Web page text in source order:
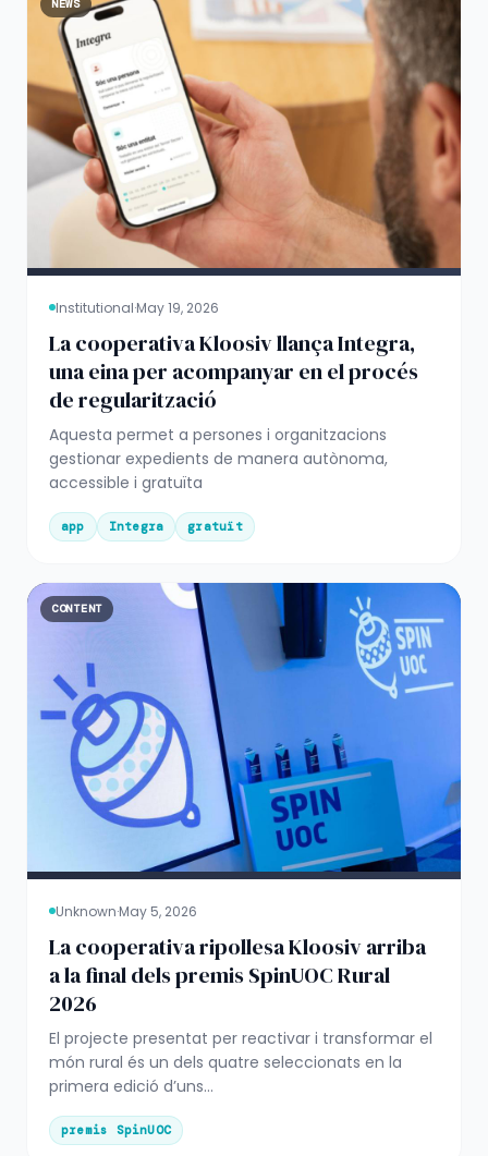
NEWS
Institutional·May 19, 2026
La cooperativa Kloosiv llança Integra,
una eina per acompanyar en el procés
de regularització
Aquesta permet a persones i organitzacions
gestionar expedients de manera autònoma,
accessible i gratuïta
app Integra gratuït
CONTENT
Unknown·May 5, 2026
La cooperativa ripollesa Kloosiv arriba
a la final dels premis SpinUOC Rural
2026
El projecte presentat per reactivar i transformar el
món rural és un dels quatre seleccionats en la
primera edició d’uns...
premis SpinUOC